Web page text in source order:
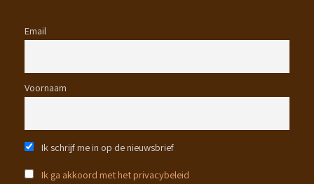
Email
Voornaam
Ik schrijf me in op de nieuwsbrief
Ik ga akkoord met het privacybeleid